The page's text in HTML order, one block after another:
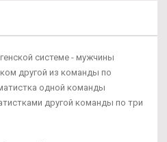
системе - мужчины
другой из команды по
одной команды
другой команды по три